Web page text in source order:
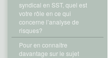
syndical en SST, quel est
votre rôle en ce qui
concerne l’analyse de
risques?
Pour en connaître
davantage sur le sujet